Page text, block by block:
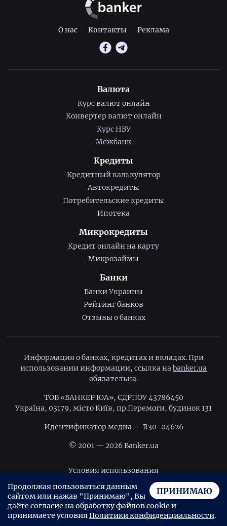
О нас Контакты Реклама
Валюта
Курс валют онлайн
Конвертер валют онлайн
Курс НБУ
Межбанк
Кредиты
Кредитный калькулятор
Автокредиты
Потребительские кредиты
Ипотека
Микрокредиты
Кредит онлайн на карту
Микрозаймы
Банки
Банки Украины
Рейтинг банков
Отзывы о банках
Информация о банках, кредитах и вкладах. При
использовании информации, ссылка на banker.ua
обязательна.
ТОВ «БАНКЕР ЮА», ЄДРПОУ 43786450
Україна, 03179, місто Київ, пр.Перемоги, будинок 131
Идентификатор медиа — R30-04626
© 2001 — 2026 Banker.ua
Условия использования
Политика конфиденциальности
Пользовательское соглашение
ПРИНИМАЮ
Продолжая пользоваться данным
сайтом или нажав "Принимаю", Вы
даёте согласие на обработку файлов cookie и
принимаете условияПолитики конфиденциальности.